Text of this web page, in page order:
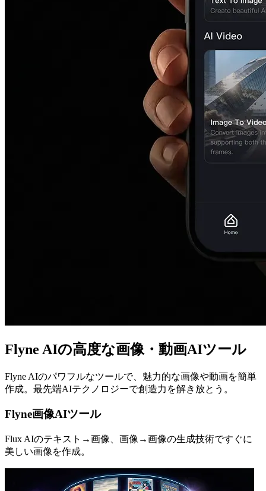
Flyne AIの高度な画像・動画AIツール
Flyne AIのパワフルなツールで、魅力的な画像や動画を簡単
作成。最先端AIテクノロジーで創造力を解き放とう。
Flyne画像AIツール
Flux AIのテキスト→画像、画像→画像の生成技術ですぐに
美しい画像を作成。